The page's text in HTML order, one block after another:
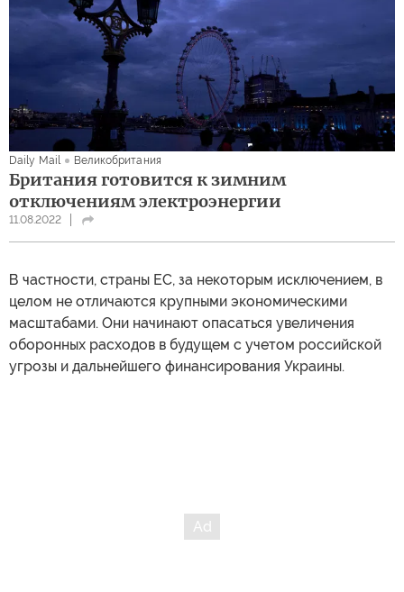
Daily Mail Великобритания
Британия готовится к зимним
отключениям электроэнергии
11.08.2022
В частности, страны ЕС, за некоторым исключением, в
целом не отличаются крупными экономическими
масштабами. Они начинают опасаться увеличения
оборонных расходов в будущем с учетом российской
угрозы и дальнейшего финансирования Украины.